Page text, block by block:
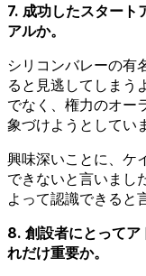
7. 成功したスタート
アルか。
シリコンバレーの有
ると見逃してしまう
でなく、権力のオー
象づけようとしてい
興味深いことに、ケ
できないと言いまし
よって認識できると
8. 創設者にとってア
れだけ重要か。